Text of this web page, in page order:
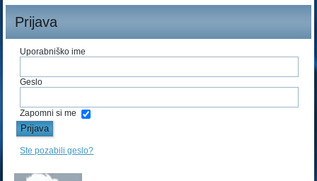
Prijava
Uporabniško ime
Geslo
Zapomni si me
Ste pozabili geslo?